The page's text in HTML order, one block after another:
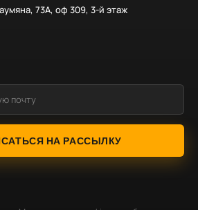
73А, оф 309, 3-й этаж
НА РАССЫЛКУ